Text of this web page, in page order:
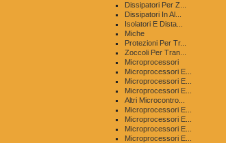
Dissipatori Per Z...
Dissipatori In Al...
Isolatori E Dista...
Miche
Protezioni Per Tr...
Zoccoli Per Tran...
Microprocessori
Microprocessori E...
Microprocessori E...
Microprocessori E...
Altri Microcontro...
Microprocessori E...
Microprocessori E...
Microprocessori E...
Microprocessori E...